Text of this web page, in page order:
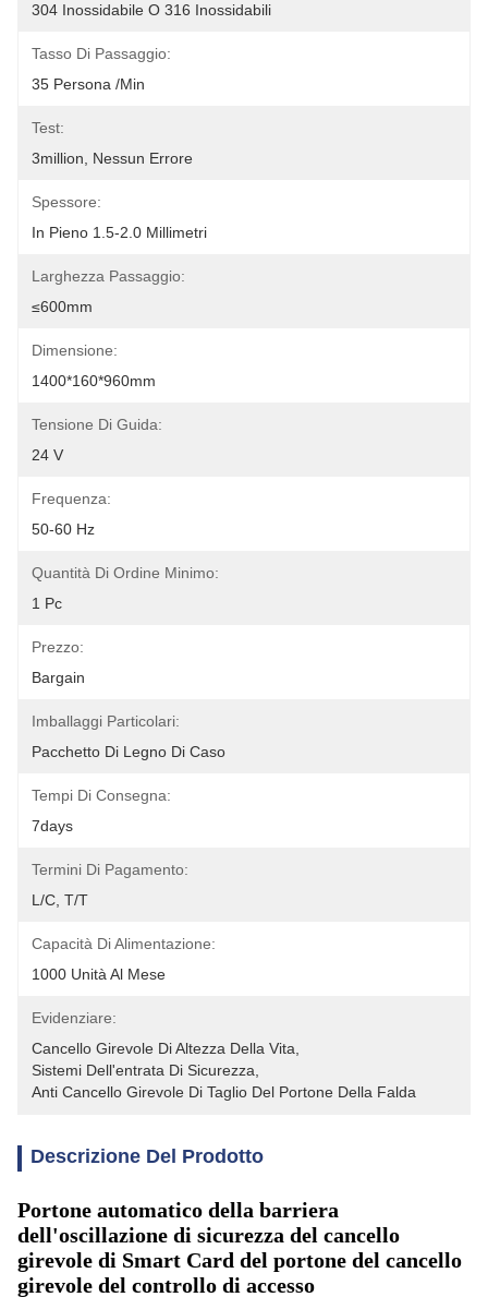
304 Inossidabile O 316 Inossidabili
Tasso Di Passaggio:
35 Persona /min
Test:
3million, Nessun Errore
Spessore:
In Pieno 1.5-2.0 Millimetri
Larghezza Passaggio:
≤600mm
Dimensione:
1400*160*960mm
Tensione Di Guida:
24 V
Frequenza:
50-60 Hz
Quantità Di Ordine Minimo:
1 Pc
Prezzo:
Bargain
Imballaggi Particolari:
Pacchetto Di Legno Di Caso
Tempi Di Consegna:
7days
Termini Di Pagamento:
L/C, T/T
Capacità Di Alimentazione:
1000 Unità Al Mese
Evidenziare:
Cancello Girevole Di Altezza Della Vita
Sistemi Dell'entrata Di Sicurezza
Anti Cancello Girevole Di Taglio Del Portone Della Falda
Descrizione Del Prodotto
Portone automatico della barriera
dell'oscillazione di sicurezza del cancello
girevole di Smart Card del portone del cancello
girevole del controllo di accesso